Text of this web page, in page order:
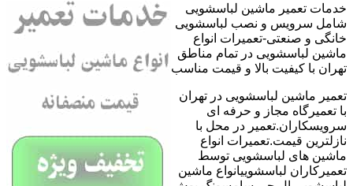
خدمات تعمیر ماشین لباسشویی
شامل سرویس و نصب لباسشویی
خانگی و صنعتی-تعمیرات انواع
ماشین لباسشویی در تمام مناطق
تهران با کیفیت بالا و قیمت مناسب
تعمیر ماشین لباسشویی در تهران
با تعمیرگاه مجاز و حرفه ای
سرویسکاران.تعمیر در محل با
نازلترین قیمت.تعمیرات انواع
ماشین های لباسشویی توسط
تعمیرکاران لباسشوییانواع ماشین